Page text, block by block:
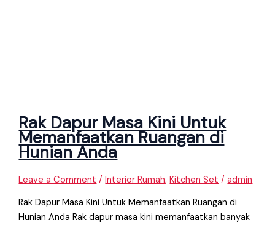
Rak Dapur Masa Kini Untuk
Memanfaatkan Ruangan di
Hunian Anda
Leave a Comment /Interior Rumah,Kitchen Set /admin
Rak Dapur Masa Kini Untuk Memanfaatkan Ruangan di
Hunian Anda Rak dapur masa kini memanfaatkan banyak